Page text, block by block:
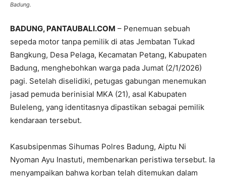
Badung.
BADUNG, PANTAUBALI.COM – Penemuan sebuah
sepeda motor tanpa pemilik di atas Jembatan Tukad
Bangkung, Desa Pelaga, Kecamatan Petang, Kabupaten
Badung, menghebohkan warga pada Jumat (2/1/2026)
pagi. Setelah diselidiki, petugas gabungan menemukan
jasad pemuda berinisial MKA (21), asal Kabupaten
Buleleng, yang identitasnya dipastikan sebagai pemilik
kendaraan tersebut.
Kasubsipenmas Sihumas Polres Badung, Aiptu Ni
Nyoman Ayu Inastuti, membenarkan peristiwa tersebut. Ia
menyampaikan bahwa korban telah ditemukan dalam